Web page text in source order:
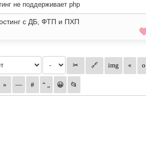
не поддерживает php
с ДБ, ФТП и ПХП